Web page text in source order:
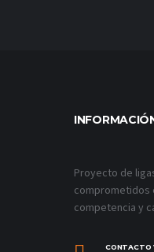
Proyecto de
comprometidos
competencia y
CONTACTO